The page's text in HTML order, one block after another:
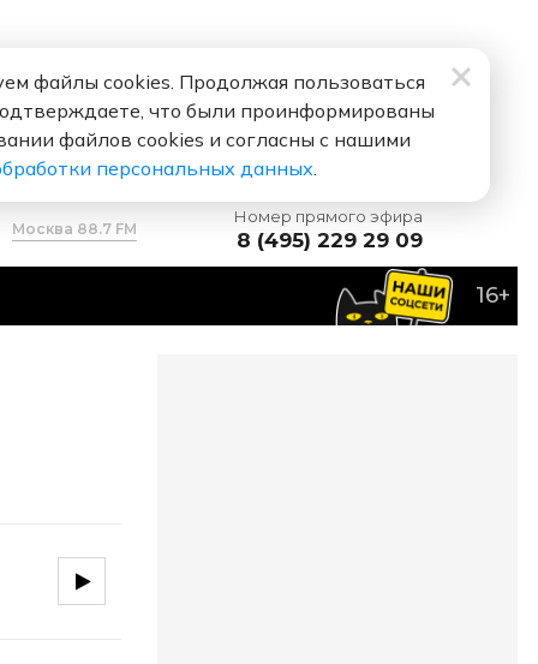
Москва 88.7 FM
Номер прямого эфира
8 (495) 229 29 09
16+
файлы cookies. Продолжая пользоваться
что были проинформированы
файлов cookies и согласны с нашими
персональных данных.